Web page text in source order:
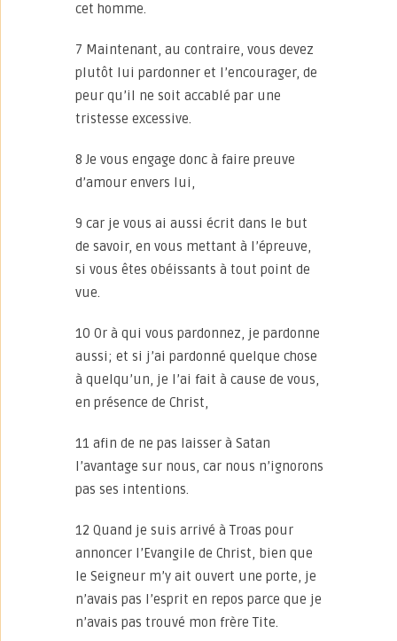
cet homme.
7 Maintenant, au contraire, vous devez
plutôt lui pardonner et l’encourager, de
peur qu’il ne soit accablé par une
tristesse excessive.
8 Je vous engage donc à faire preuve
d’amour envers lui,
9 car je vous ai aussi écrit dans le but
de savoir, en vous mettant à l’épreuve,
si vous êtes obéissants à tout point de
vue.
10 Or à qui vous pardonnez, je pardonne
aussi; et si j’ai pardonné quelque chose
à quelqu’un, je l’ai fait à cause de vous,
en présence de Christ,
11 afin de ne pas laisser à Satan
l’avantage sur nous, car nous n’ignorons
pas ses intentions.
12 Quand je suis arrivé à Troas pour
annoncer l’Evangile de Christ, bien que
le Seigneur m’y ait ouvert une porte, je
n’avais pas l’esprit en repos parce que je
n’avais pas trouvé mon frère Tite.